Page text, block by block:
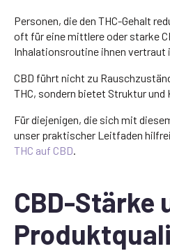
Personen, die den THC-Gehalt
oft für eine mittlere oder starke
Inhalationsroutine ihnen vertraut
CBD führt nicht zu
THC, sondern bietet Struktur
Für diejenigen, die sich mit
unser praktischer Leitfaden
THC auf CBD.
CBD-Stärke